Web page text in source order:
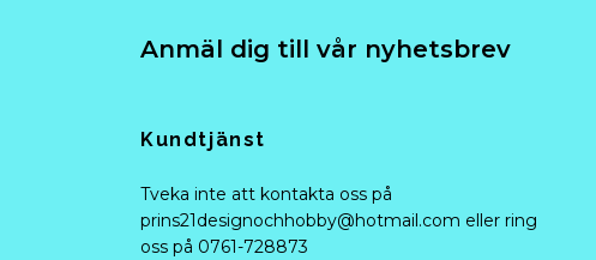
Anmäl dig till vår nyhetsbrev
Kundtjänst
Tveka inte att kontakta oss på
prins21designochhobby@hotmail.com eller ring
oss på 0761-728873